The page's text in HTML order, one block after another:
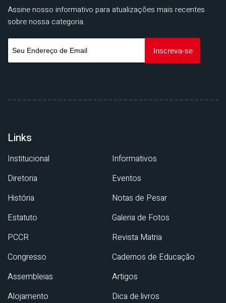
Assine nosso informativo para atualizações mais recentes
sobre nossa categoria.
Links
Institucional
Diretoria
História
Estatuto
PCCR
Congresso
Assembleias
Alojamento
Informativos
Eventos
Notas de Pesar
Galeria de Fotos
Revista Matria
Cadernos de Educação
Artigos
Dica de livros